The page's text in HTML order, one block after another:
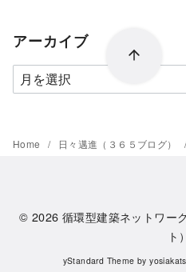
アーカイブ
ア
ー
イ
Home 日々邁進（３６５ブログ）
© 2026循環型建築ネットワー
ト）
yStandard Theme by